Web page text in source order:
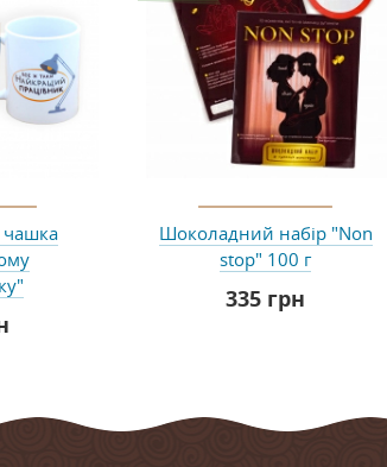
Шоколадний набір "Non
stop" 100 г
335 грн